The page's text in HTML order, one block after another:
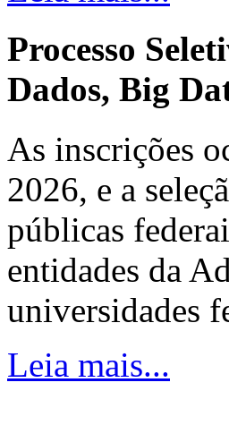
Processo
Dados, Big
As inscrições
2026, e a
públicas
entidades da
universidades
Leia mais...